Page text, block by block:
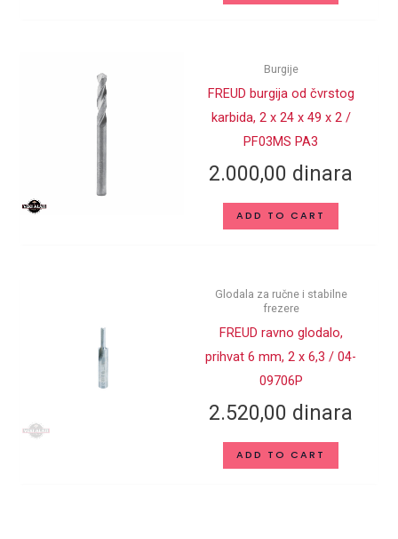
Burgije
FREUD burgija od čvrstog
karbida, 2 x 24 x 49 x 2 /
PF03MS PA3
2.000,00 dinara
ADD TO CART
Glodala za ručne i stabilne
frezere
FREUD ravno glodalo,
prihvat 6 mm, 2 x 6,3 / 04-
09706P
2.520,00 dinara
ADD TO CART